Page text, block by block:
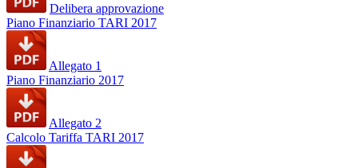
Delibera approvazione
Piano Finanziario TARI 2017
Allegato 1
Piano Finanziario 2017
Allegato 2
Calcolo Tariffa TARI 2017